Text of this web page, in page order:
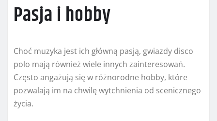
Pasja i hobby
Choć muzyka jest ich główną pasją, gwiazdy disco
polo mają również wiele innych zainteresowań.
Często angażują się w różnorodne hobby, które
pozwalają im na chwilę wytchnienia od scenicznego
życia.